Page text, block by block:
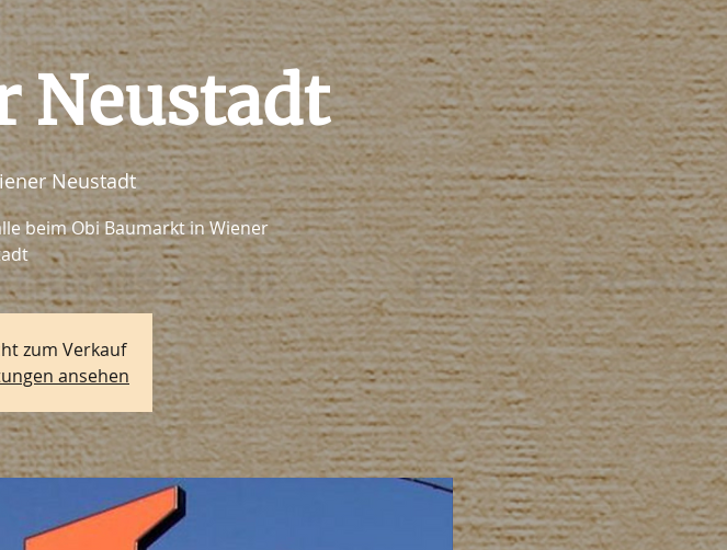
Neustadt
Neustadt
beim Obi Baumarkt in Wiener
zum Verkauf
ansehen